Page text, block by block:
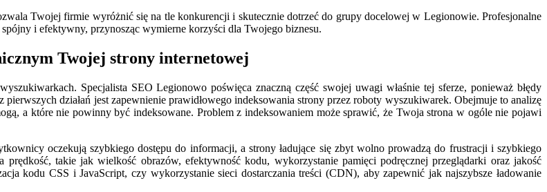
Twojej firmie wyróżnić się na tle konkurencji i skutecznie dotrzeć do grupy docelowej w Legionowie. Profesjonalne
i efektywny, przynosząc wymierne korzyści dla Twojego biznesu.
Twojej strony internetowej
Specjalista SEO Legionowo poświęca znaczną część swojej uwagi właśnie tej sferze, ponieważ błędy
działań jest zapewnienie prawidłowego indeksowania strony przez roboty wyszukiwarek. Obejmuje to analizę
a które nie powinny być indeksowane. Problem z indeksowaniem może sprawić, że Twoja strona w ogóle nie pojawi
oczekują szybkiego dostępu do informacji, a strony ładujące się zbyt wolno prowadzą do frustracji i szybkiego
takie jak wielkość obrazów, efektywność kodu, wykorzystanie pamięci podręcznej przeglądarki oraz jakość
kodu CSS i JavaScript, czy wykorzystanie sieci dostarczania treści (CDN), aby zapewnić jak najszybsze ładowanie